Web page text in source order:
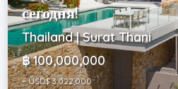
сегодня!
Thailand | Surat Thani
฿ 100,000,000
~ USD$ 3,022,000